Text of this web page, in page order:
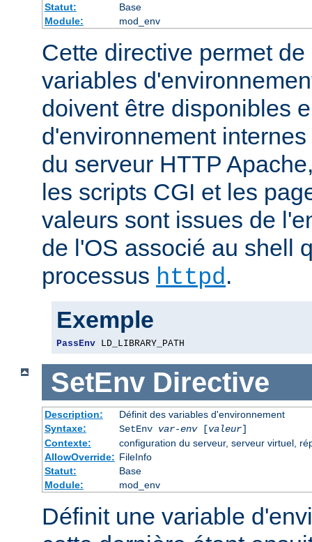
Statut:
Base
Module:
mod_env
Cette directive permet
variables
doivent être disponibles
d'environnement
du serveur HTTP
les scripts CGI et les
valeurs sont issues de
de l'OS associé au shell
processus httpd.
Exemple
PassEnv LD_LIBRARY_PATH
SetEnv Directive
Description:
Définit des variables d'environnement
Syntaxe:
SetEnv var-env[valeur]
Contexte:
configuration du serveur, serveur virtuel,
AllowOverride: FileInfo
Statut:
Base
Module:
mod_env
Définit une variable